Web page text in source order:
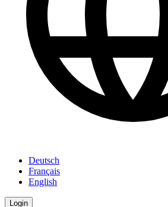
Deutsch
Français
English
Login